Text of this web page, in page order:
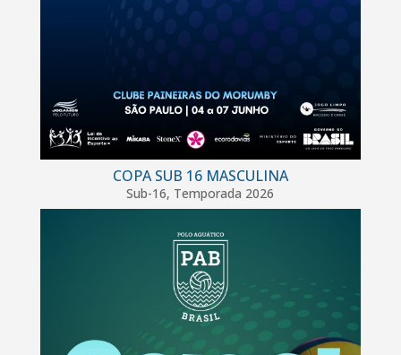
COPA SUB 16 MASCULINA
Sub-16, Temporada 2026